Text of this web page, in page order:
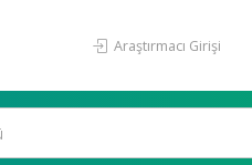
Araştırmacı Girişi